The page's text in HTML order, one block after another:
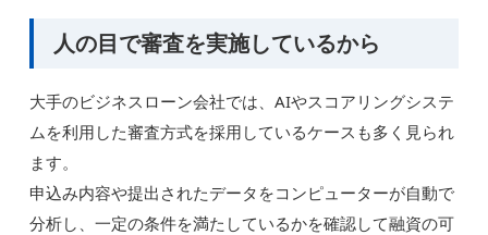
人の目で審査を実施しているから
大手のビジネスローン会社では、AIやスコアリングシステ
ムを利用した審査方式を採用しているケースも多く見られ
ます。
申込み内容や提出されたデータをコンピューターが自動で
分析し、一定の条件を満たしているかを確認して融資の可